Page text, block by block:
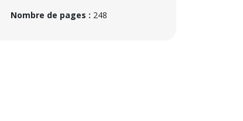
Nombre de pages : 248